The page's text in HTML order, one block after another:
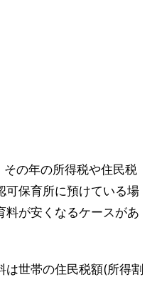
の年の所得税や住民税
可保育所に預けている場
料が安くなるケースがあ
は世帯の住民税額(所得割